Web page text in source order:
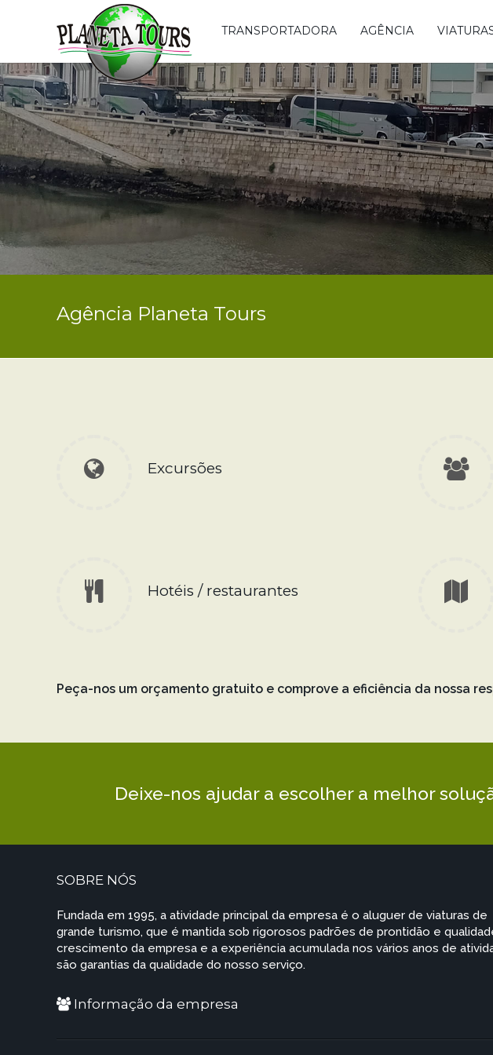
TRANSPORTADORA AGÊNCIA
Agência Planeta Tours
Excursões
Hotéis / restaurantes
Peça-nos um orçamento gratuito e comprove a eficiência da nossa
Deixe-nos ajudar a escolher a melhor
SOBRE NÓS
Fundada em 1995, a atividade principal da empresa é o aluguer de viaturas de
grande turismo, que é mantida sob rigorosos padrões de prontidão e
crescimento da empresa e a experiência acumulada nos vários anos de
são garantias da qualidade do nosso serviço.
Informação da empresa